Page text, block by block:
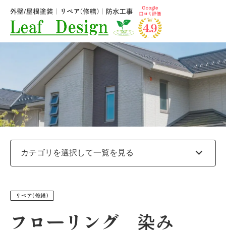
expand_more
リペア(修繕)
フローリング 染み